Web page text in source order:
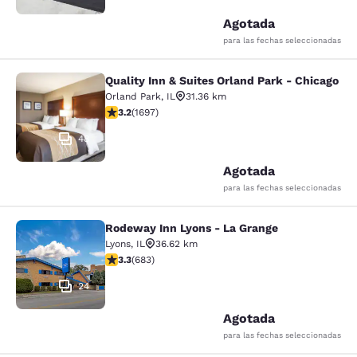
Agotada
para las fechas seleccionadas
Quality Inn & Suites Orland Park -
48
Quality Inn & Suites Orland Park - Chicago
Orland Park, IL
31.36 km
Calificación de 3.22 estrellas. Bueno. 1697 reseñas
3.2(1697)
Agotada
para las fechas seleccionadas
Rodeway Inn Lyons - La Grange
24
Rodeway Inn Lyons - La Grange
Lyons, IL
36.62 km
Calificación de 3.33 estrellas. Bueno. 683 reseñas
3.3(683)
Agotada
para las fechas seleccionadas